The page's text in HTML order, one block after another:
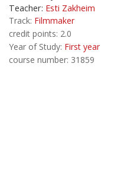
Teacher: Esti Zakheim
Track: Filmmaker
credit points: 2.0
Year of Study: First year
course number: 31859